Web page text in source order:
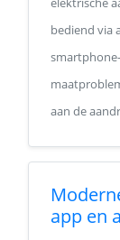
bediend via
aan de
app en